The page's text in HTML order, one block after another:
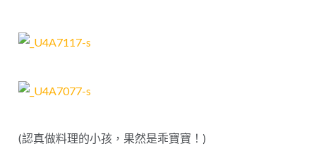
(認真做料理的小孩，果然是乖寶寶！)